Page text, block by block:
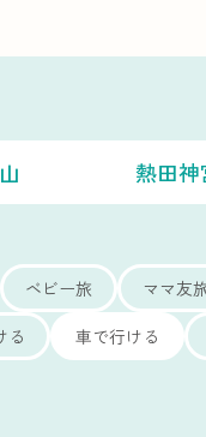
熱田神
ベビー旅 ママ友
る 車で行ける